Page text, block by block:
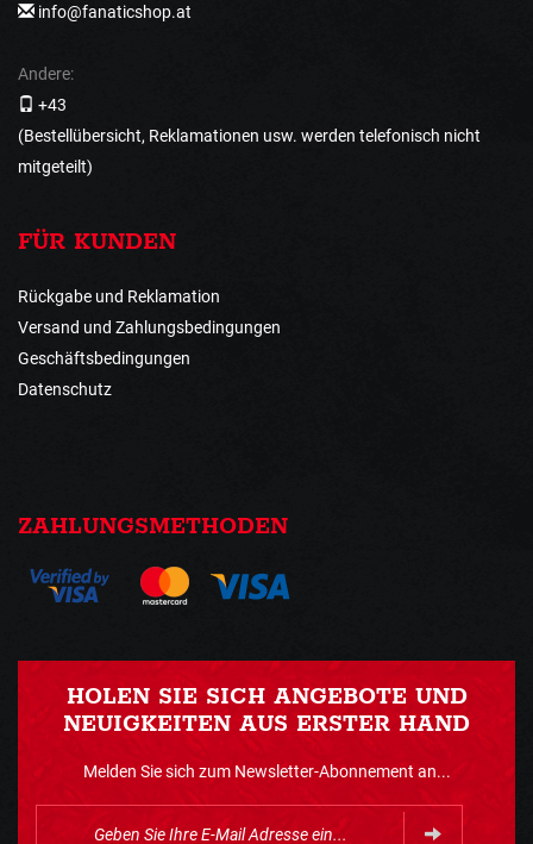
info@fanaticshop.at
Andere:
+43
(Bestellübersicht, Reklamationen usw. werden telefonisch nicht
mitgeteilt)
FÜR KUNDEN
Rückgabe und Reklamation
Versand und Zahlungsbedingungen
Geschäftsbedingungen
Datenschutz
ZAHLUNGSMETHODEN
HOLEN SIE SICH ANGEBOTE UND
NEUIGKEITEN AUS ERSTER HAND
Melden Sie sich zum Newsletter-Abonnement an...